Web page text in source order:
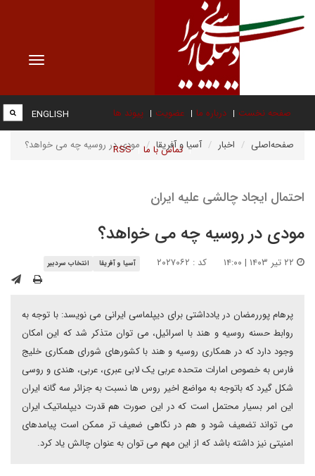
Toggle
صفحه نخست درباره ما عضویت پیوند ها
تماس با ما RSS
ENGLISH
صفحه‌اصلی اخبار آسیا و آفریقا مودی در روسیه چه می خواهد؟
احتمال ایجاد چالشی علیه ایران
مودی در روسیه چه می خواهد؟
کد : ۲۰۲۷۰۶۲ آسیا و آفریقا انتخاب سردبیر
پرهام پوررمضان در یادداشتی برای دیپلماسی ایرانی می نویسد: با توجه به
روابط حسنه روسیه و هند با اسرائیل، می توان متذکر شد که این امکان
وجود دارد که در همکاری روسیه و هند با کشورهای شورای همکاری خلیج
فارس به خصوص امارات متحده عربی یک لابی عبری، عربی، هندی و روسی
شکل گیرد که باتوجه به مواضع اخیر روس ها نسبت به جزائر سه گانه ایران
این امر بسیار محتمل است که در این صورت هم قدرت دیپلماتیک ایران
می تواند تضعیف شود و هم در نگاهی ضعیف تر ممکن است پیامدهای
امنیتی نیز داشته باشد که از این مهم می توان به عنوان چالش یاد کرد.